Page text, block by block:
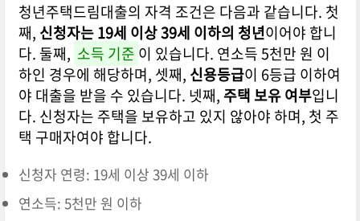
청년주택드림대출의 자격 조건은 다음과 같습니다. 첫
째, 신청자는 19세 이상 39세 이하의 청년이어야 합니
다. 둘째, 소득 기준 이 있습니다. 연소득 5천만 원 이
하인 경우에 해당하며, 셋째, 신용등급이 6등급 이하여
야 대출을 받을 수 있습니다. 넷째, 주택 보유 여부입니
다. 신청자는 주택을 보유하고 있지 않아야 하며, 첫 주
택 구매자여야 합니다.
신청자 연령: 19세 이상 39세 이하
연소득: 5천만 원 이하